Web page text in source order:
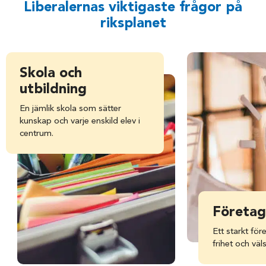
Liberalernas viktigaste frågor på
riksplanet
Skola och
utbildning
En jämlik skola som sätter
kunskap och varje enskild elev i
centrum.
Företag
Ett starkt
frihet och